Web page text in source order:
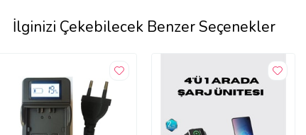
İlginizi Çekebilecek Benzer Seçenekler